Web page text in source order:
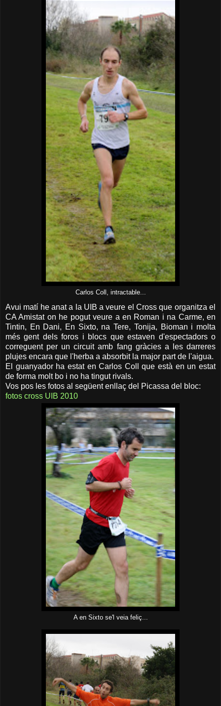
Carlos Coll, intractable...
Avui matí he anat a la UIB a veure el Cross que organitza el
CA Amistat on he pogut veure a en Roman i na Carme, en
Tintin, En Dani, En Sixto, na Tere, Tonija, Bioman i molta
més gent dels foros i blocs que estaven d'espectadors o
correguent per un circuit amb fang gràcies a les darreres
plujes encara que l'herba a absorbit la major part de l'aigua.
El guanyador ha estat en Carlos Coll que està en un estat
de forma molt bo i no ha tingut rivals.
Vos pos les fotos al següent enllaç del Picassa del bloc:
fotos cross UIB 2010
A en Sixto se'l veia feliç...